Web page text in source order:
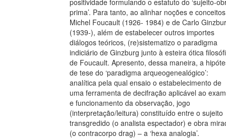
positividade formulando o estatuto do ‘sujeito-
prima’. Para tanto, ao alinhar noções e
Michel Foucault (1926- 1984) e de Carlo
(1939-), além de estabelecer outros importes
diálogos teóricos, (re)sistematizo o paradigma
indiciário de Ginzburg junto à esteira ótica
de Foucault. Apresento, dessa maneira, a
de tese do ‘paradigma arqueogenealógico’:
analítica pela qual ensaio o estabelecimento de
uma ferramenta de decifração aplicável ao
e funcionamento da observação, jogo
(interpretação/leitura) constituído entre o sujeito
transgredido (o analista espectador) e obra
(o contracorpo drag) – a ‘hexa analogia’.